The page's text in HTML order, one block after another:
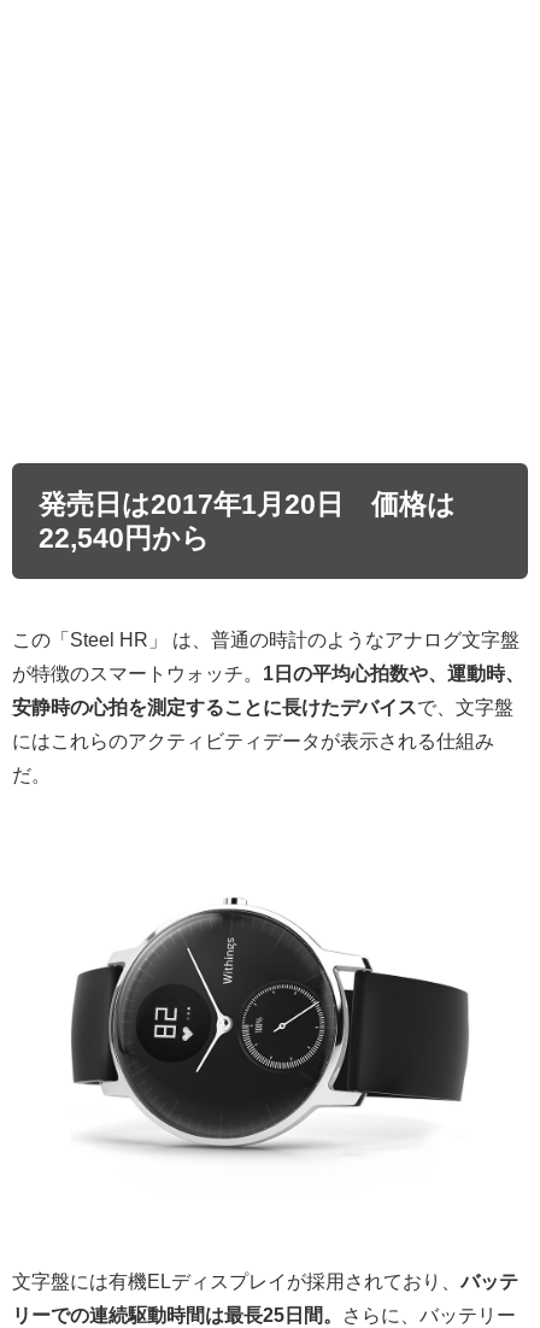
発売日は2017年1月20日 価格は
22,540円から
この「Steel HR」 は、普通の時計のようなアナログ文字盤
が特徴のスマートウォッチ。 1日の平均心拍数や、運動時、
安静時の心拍を測定することに長けたデバイスで、文字盤
にはこれらのアクティビティデータが表示される仕組み
だ。
文字盤には有機ELディスプレイが採用されており、バッテ
リーでの連続駆動時間は最長25日間。
さらに、バッテリー